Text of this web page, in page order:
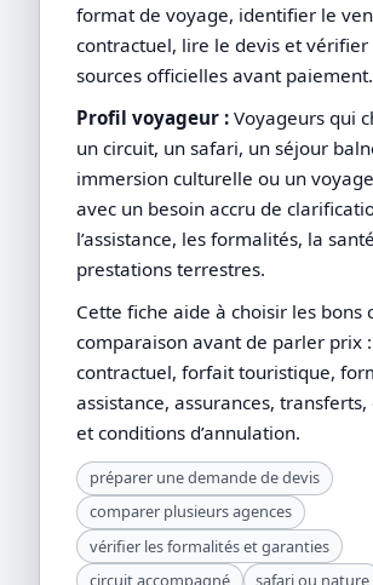
format de voyage, identifier le
contractuel, lire le devis et vérifier
sources officielles avant paiement.
Profil voyageur : Voyageurs qui
un circuit, un safari, un séjour
immersion culturelle ou un
avec un besoin accru de
l’assistance, les formalités, la
prestations terrestres.
Cette fiche aide à choisir les bons
comparaison avant de parler prix
contractuel, forfait touristique,
assistance, assurances,
et conditions d’annulation.
préparer une demande de devis
comparer plusieurs agences
vérifier les formalités et garanties
circuit accompagné
safari ou nature